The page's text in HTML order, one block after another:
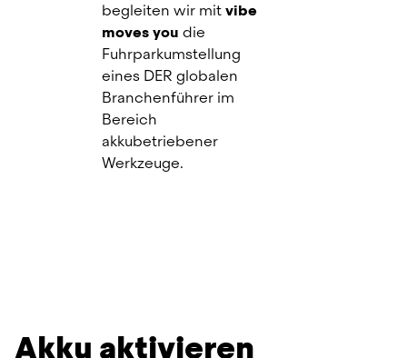
begleiten wir mit vibe
moves you die
Fuhrparkumstellung
eines DER globalen
Branchenführer im
Bereich
akkubetriebener
Werkzeuge.
Akku aktivieren